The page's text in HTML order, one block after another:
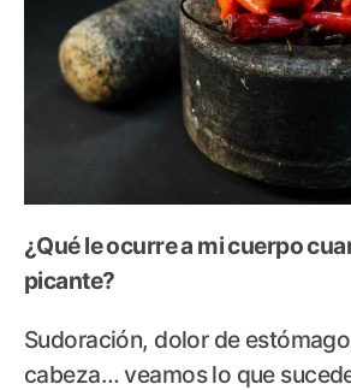
¿Qué le ocurre a mi cuerpo
picante?
Sudoración, dolor de
cabeza… veamos lo que